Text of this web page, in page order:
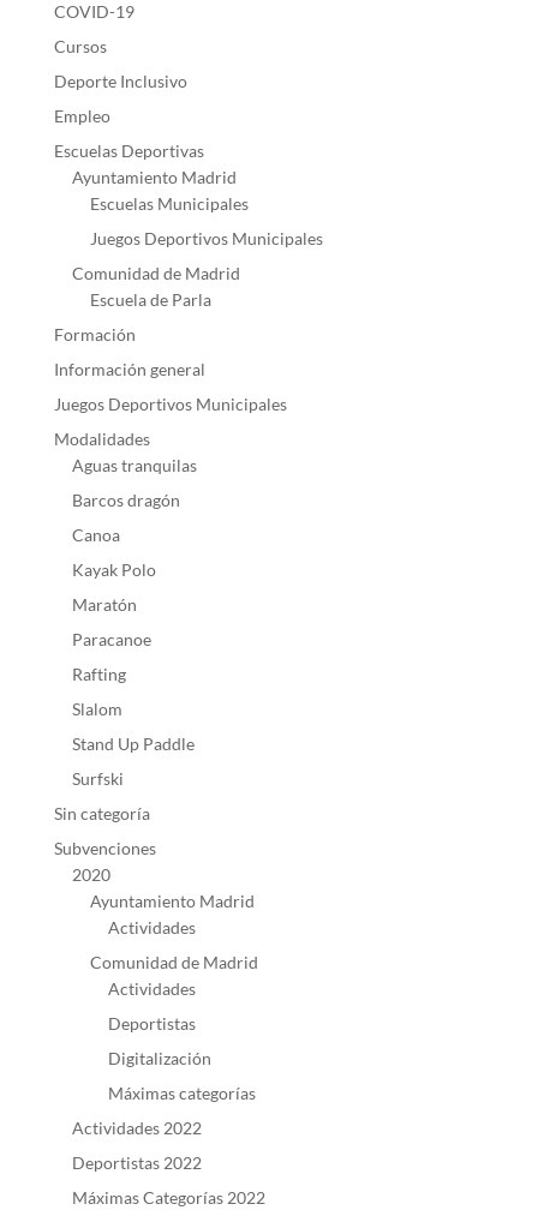
COVID-19
Cursos
Deporte Inclusivo
Empleo
Escuelas Deportivas
Ayuntamiento Madrid
Escuelas Municipales
Juegos Deportivos Municipales
Comunidad de Madrid
Escuela de Parla
Formación
Información general
Juegos Deportivos Municipales
Modalidades
Aguas tranquilas
Barcos dragón
Canoa
Kayak Polo
Maratón
Paracanoe
Rafting
Slalom
Stand Up Paddle
Surfski
Sin categoría
Subvenciones
2020
Ayuntamiento Madrid
Actividades
Comunidad de Madrid
Actividades
Deportistas
Digitalización
Máximas categorías
Actividades 2022
Deportistas 2022
Máximas Categorías 2022